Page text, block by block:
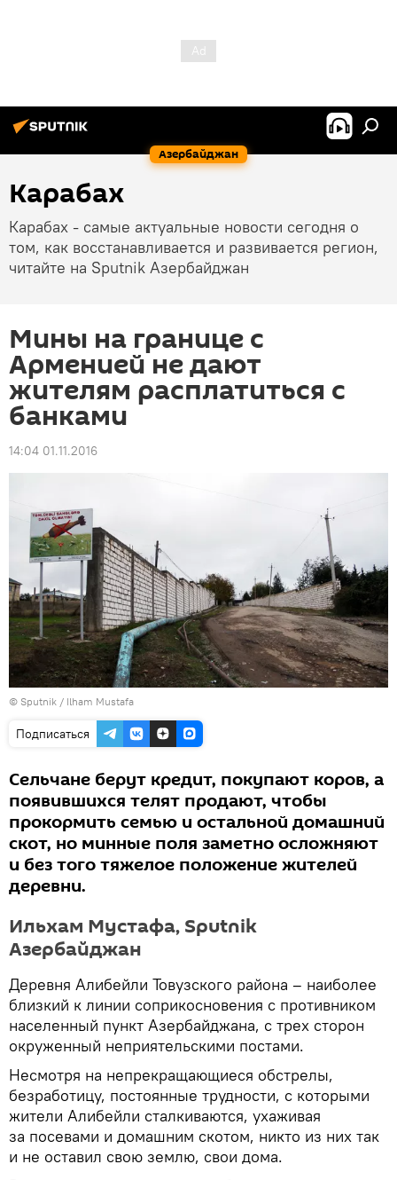
Азербайджан
Карабах
Карабах - самые актуальные новости сегодня о
том, как восстанавливается и развивается регион,
читайте на Sputnik Азербайджан
Мины на границе с
Арменией не дают
жителям расплатиться с
банками
14:04 01.11.2016
© Sputnik / Ilham Mustafa
Подписаться
Сельчане берут кредит, покупают коров, а
появившихся телят продают, чтобы
прокормить семью и остальной домашний
скот, но минные поля заметно осложняют
и без того тяжелое положение жителей
деревни.
Ильхам Мустафа, Sputnik
Азербайджан
Деревня Алибейли Товузского района – наиболее
близкий к линии соприкосновения с противником
населенный пункт Азербайджана, с трех сторон
окруженный неприятельскими постами.
Несмотря на непрекращающиеся обстрелы,
безработицу, постоянные трудности, с которыми
жители Алибейли сталкиваются, ухаживая
за посевами и домашним скотом, никто из них так
и не оставил свою землю, свои дома.